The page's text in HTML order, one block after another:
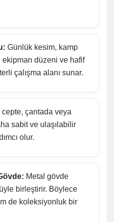
Günlük kesim, kamp
ekipman düzeni ve hafif
çalışma alanı sunar.
cepte, çantada veya
sabit ve ulaşılabilir
olur.
Metal gövde
birleştirir. Böylece
de koleksiyonluk bir